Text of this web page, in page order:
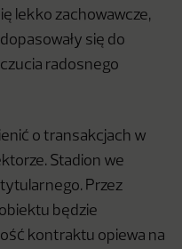
lekko zachowawcze,
się do
radosnego
o transakcjach w
Stadion we
Przez
będzie
kontraktu opiewa na